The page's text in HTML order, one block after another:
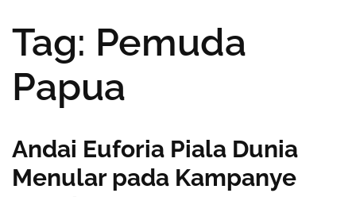
Tag: Pemuda
Papua
Andai Euforia Piala Dunia
Menular pada Kampanye